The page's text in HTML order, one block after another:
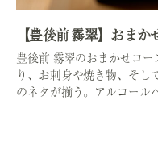
【豊後前 霧翠】おまか
豊後前 霧翠のおまかせコ
り、お刺身や焼き物、そし
のネタが揃う。アルコール